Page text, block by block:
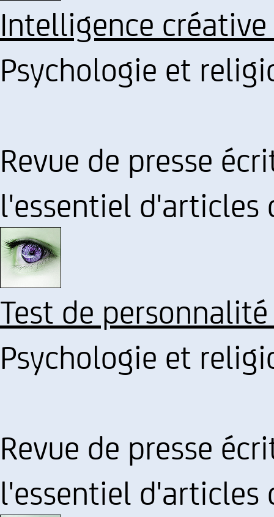
Intelligence
Psychologie et
Revue de presse
l'essentiel d'articles
Test de
Psychologie et
Revue de presse
l'essentiel d'articles